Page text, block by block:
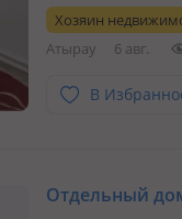
Хозяин
Атырау
6 авг.
В
Отдельный дом